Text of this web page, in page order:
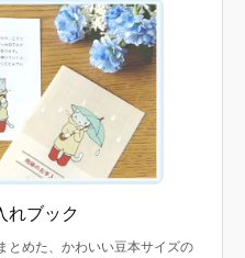
れブック
とめた、かわいい豆本サイズの